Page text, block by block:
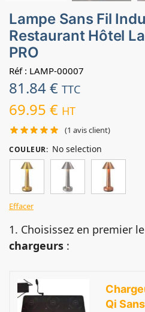
Lampe Sans Fil
Restaurant Hôtel
PRO
Réf : LAMP-00007
81.84€ TTC
69.95 € HT
(1 avis client)
COULEUR: No selection
Effacer
1. Choisissez en premier le
chargeurs :
Qi